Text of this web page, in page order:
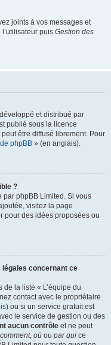
joints à vos messages et
puis Gestion des
et distribué par
publié sous la licence
être diffusé librement. Pour
phpBB » (en anglais).
?
phpBB Limited. Si vous
visitez la page
pour des idées proposées ou
légales concernant ce
de la liste « L’équipe du
contact avec le propriétaire
) ou si un service gratuit est
le service de gestion ou des
aucun contrôle et ne peut
comment, où ou par qui ce